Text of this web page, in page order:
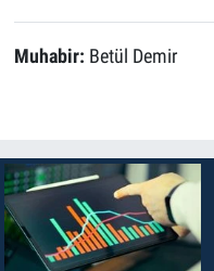
Muhabir: Betül Demir